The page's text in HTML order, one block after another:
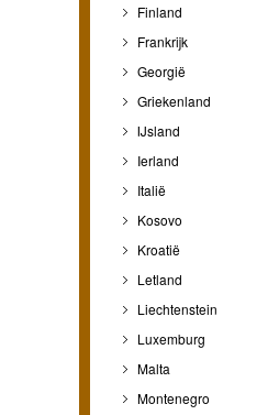
Finland
Frankrijk
Georgië
Griekenland
IJsland
Ierland
Italië
Kosovo
Kroatië
Letland
Liechtenstein
Luxemburg
Malta
Montenegro